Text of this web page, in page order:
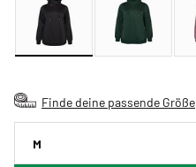
Finde deine passende Größe
M